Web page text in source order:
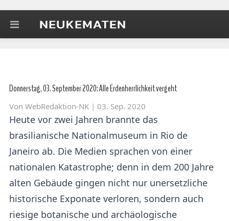
Donnerstag, 03. September 2020: Alle Erdenherrlichkeit vergeht
Von WebRedaktion-NK | 03. Sep. 2020
Heute vor zwei Jahren brannte das
brasilianische Nationalmuseum in Rio de
Janeiro ab. Die Medien sprachen von einer
nationalen Katastrophe; denn in dem 200 Jahre
alten Gebäude gingen nicht nur unersetzliche
historische Exponate verloren, sondern auch
riesige botanische und archäologische